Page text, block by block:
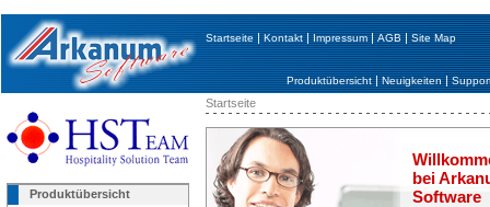
Startseite|Kontakt|Impressum|AGB|Site Map
Produktübersicht|Neuigkeiten|
Produktübersicht
Startseite
bei
Software